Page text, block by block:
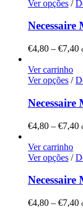
Ver opções /
€4,80 – €7,40
Ver carrinho
Ver opções /
Necessaire
€4,80 – €7,40
Ver carrinho
Ver opções /
€4,80 – €7,40